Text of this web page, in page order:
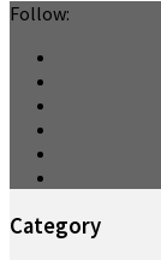
Follow:
Category